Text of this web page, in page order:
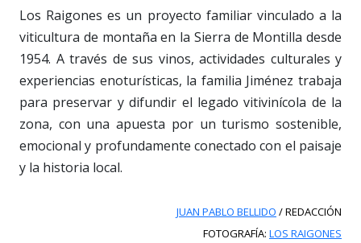
Los Raigones es un proyecto familiar vinculado a la
viticultura de montaña en la Sierra de Montilla desde
1954. A través de sus vinos, actividades culturales y
experiencias enoturísticas, la familia Jiménez trabaja
para preservar y difundir el legado vitivinícola de la
zona, con una apuesta por un turismo sostenible,
emocional y profundamente conectado con el paisaje
y la historia local.
JUAN PABLO BELLIDO / REDACCIÓN
FOTOGRAFÍA: LOS RAIGONES